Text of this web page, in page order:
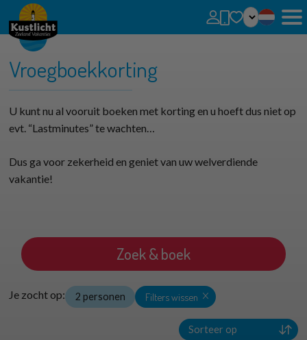
Geen favorieten
U kunt zoekopdrachten, parken en huizen toevoegen aan uw favorieten door op het
te klikken.
Favoriete huizen kunt u vergelijken.
Vroegboekkorting
U kunt nu al vooruit boeken met korting en u hoeft dus niet op
evt. “Lastminutes” te wachten…
Dus ga voor zekerheid en geniet van uw welverdiende
vakantie!
Zoek & boek
Je zocht op: 2 personen Filters wissen